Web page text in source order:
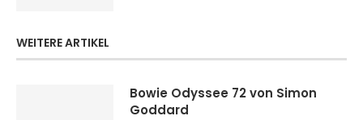
WEITERE ARTIKEL
Bowie Odyssee 72 von Simon
Goddard